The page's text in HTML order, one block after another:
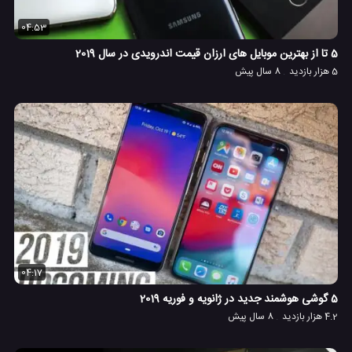
04:53
5 تا از بهترین موبایل های ارزان قیمت اندرویدی در سال 2019
5 هزار بازدید 8 سال پیش
04:17
5 گوشی هوشمند جدید در ژانویه و فوریه 2019
4.2 هزار بازدید 8 سال پیش